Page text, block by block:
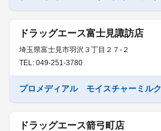
ドラッグエース富士見諏訪店
埼玉県富士見市羽沢３丁目２７-２
TEL: 049-251-3780
プロメディアル モイスチャーミルク
ドラッグエース箭弓町店